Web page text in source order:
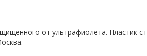
от ультрафиолета. Пластик